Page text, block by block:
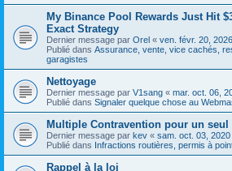
My Binance Pool Rewards Just Hit
Exact Strategy
Dernier message par Orel « ven. févr. 20,
Publié dans Assurance, vente, vice cachés,
garagistes
Nettoyage
Dernier message par V1sang « mar. oct. 06,
Publié dans Signaler quelque chose au
Multiple Contravention pour un seul
Dernier message par kev « sam. oct. 03,
Publié dans Infractions routières, permis à
Rappel à la loi